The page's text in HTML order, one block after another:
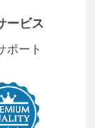
ービス
ポート